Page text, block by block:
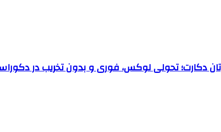
دکارت؛ تحولی لوکس، فوری و بدون تخریب در